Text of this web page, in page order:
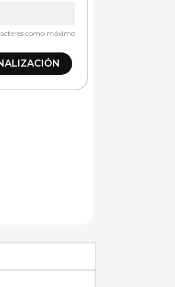
como máximo